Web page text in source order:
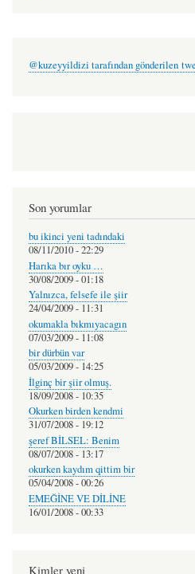
@kuzeyyildizi tarafından gönderilen
Son yorumlar
bu ikinci yeni tadındaki
08/11/2010 - 22:29
Harıka bır oyku …
30/08/2009 - 01:18
Yalnızca, felsefe ile şiir
24/04/2009 - 11:31
okumakla bıkmıyacagın
07/03/2009 - 11:08
bir dürbün var
05/03/2009 - 14:25
İlginç bir şiir olmuş.
18/09/2008 - 10:35
Okurken birden kendmi
31/07/2008 - 19:12
şeref BİLSEL: Benim
08/07/2008 - 13:17
okurken kaydım qittim bir
05/04/2008 - 00:26
EMEĞİNE VE DİLİNE
16/01/2008 - 00:33
Kimler yeni